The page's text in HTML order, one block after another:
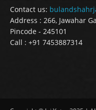
Contact us:
Address : 266, Jawahar
Pincode - 245101
Call : +91 7453887314